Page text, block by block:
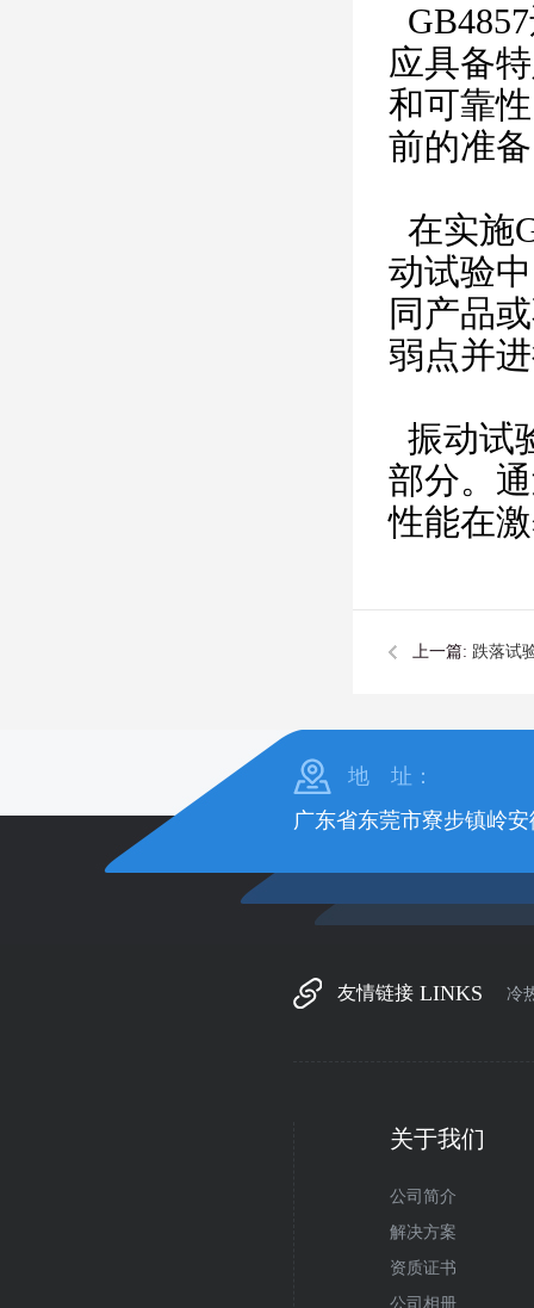
应具备
和可靠
前的准
在实施
动试验
同产品
弱点并
振动试
部分。
性能在
上一篇: 跌落试
地 址：
广东省东莞市寮步镇岭
友情链接 LINKS 冷
关于我们
公司简介
解决方案
资质证书
公司相册